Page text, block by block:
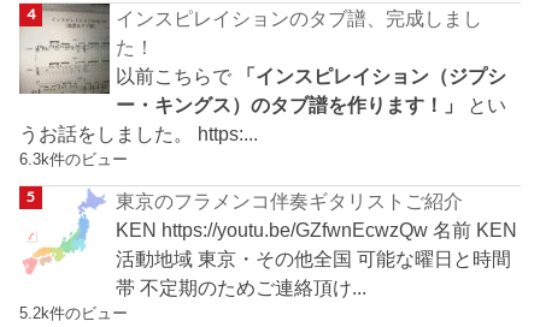
インスピレイションのタブ譜、完成しまし
た！
以前こちらで
「インスピレイション（ジプシ
ー・キングス）のタブ譜を作ります！」
とい
うお話をしました。 https:...
6.3k件のビュー
東京のフラメンコ伴奏ギタリストご紹介
KEN https://youtu.be/GZfwnEcwzQw 名前 KEN
活動地域 東京・その他全国 可能な曜日と時間
帯 不定期のためご連絡頂け...
5.2k件のビュー